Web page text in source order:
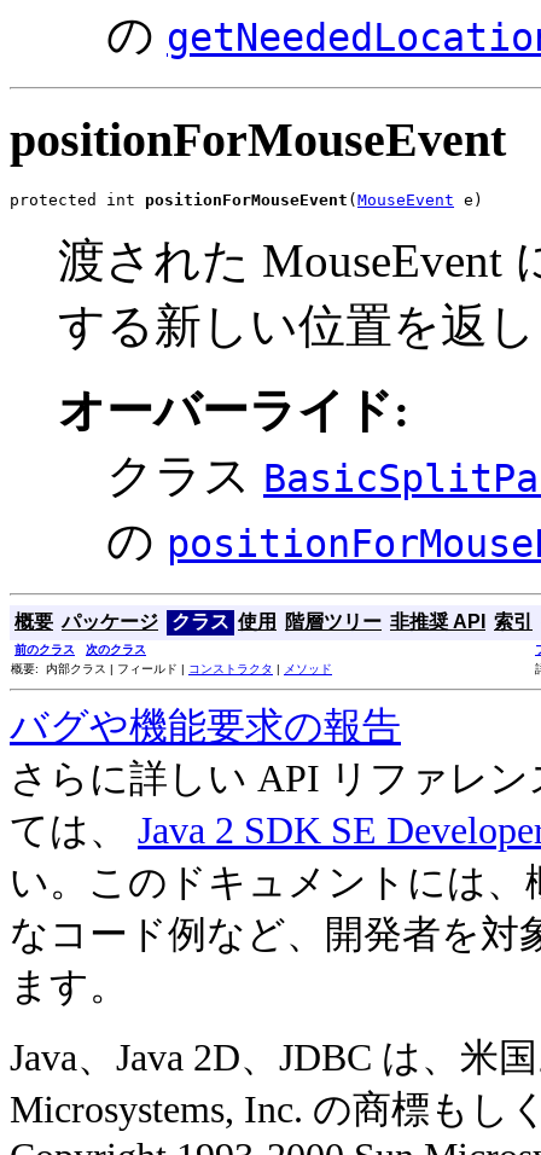
の
positionForMouseEvent
protected int positionForMouseEvent ( MouseEvent e)
渡された MouseEvent
する新しい位置を返
オーバーライド:
クラス
の
概要 パッケージ クラス 使用 階層ツリー 非推奨 API 索引
前のクラス 次のクラス
概要: 内部クラス | フィールド | コンストラクタ | メソッド
バグや機能要求の報告
さらに詳しい API リファレ
ては、 Java 2 SDK SE
い。このドキュメントには、
なコード例など、開発者を
ます。
Java、Java 2D、JDBC は、
Microsystems, Inc. の商標もし